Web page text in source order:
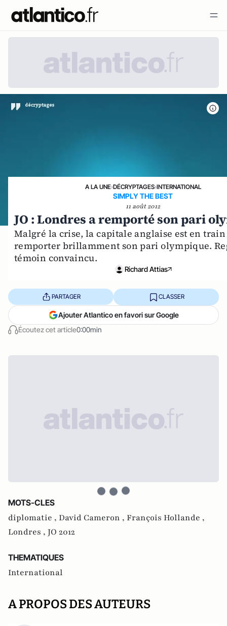
A LA UNE›DÉCRYPTAGES›INTERNATIONAL
SIMPLY THE BEST
11 août 2012
JO : Londres a remporté son pari
Malgré la crise, la capitale anglaise est en
remporter brillamment son pari olympique.
témoin convaincu.
Richard Attias
Écoutez cet article0:00min
PARTAGER CLASSER
Ajouter Atlantico en favori sur Google
MOTS-CLES
diplomatie , David Cameron , François Hollande ,
Londres , JO 2012
THEMATIQUES
International
A PROPOS DES AUTEURS